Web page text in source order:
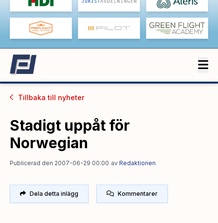
Tillbaka till nyheter
Stadigt uppåt för
Norwegian
Publicerad den 2007-06-29 00:00 av Redaktionen
Dela detta inlägg Kommentarer